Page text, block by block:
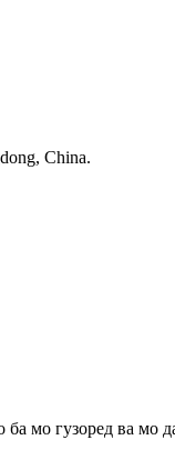
China.
мо гузоред ва мо